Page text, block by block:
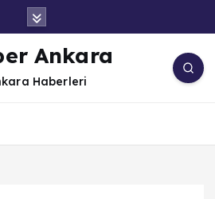
Ankara
Haberleri